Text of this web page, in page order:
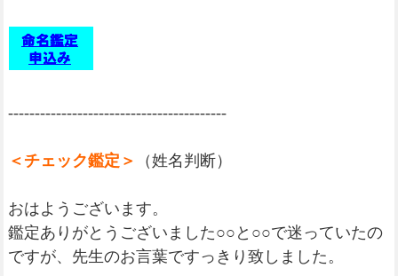
-----------------------------------------
＜チェック鑑定＞ （姓名判断）
おはようございます。
鑑定ありがとうございました○○と○○で迷っていたの
ですが、先生のお言葉ですっきり致しました。